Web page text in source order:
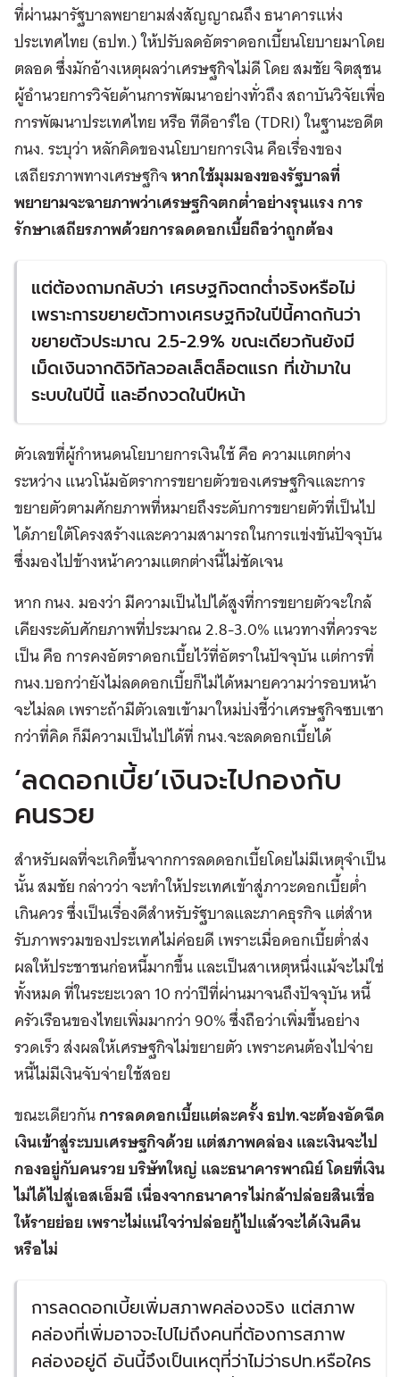
ที่ผ่านมารัฐบาลพยายามส่งสัญญาณถึง ธนาคารแห่ง
ประเทศไทย (ธปท.) ให้ปรับลดอัตราดอกเบี้ยนโยบายมาโดย
ตลอด ซึ่งมักอ้างเหตุผลว่าเศรษฐกิจไม่ดี โดย สมชัย จิตสุชน
ผู้อํานวยการวิจัยด้านการพัฒนาอย่างทั่วถึง สถาบันวิจัยเพื่อ
การพัฒนาประเทศไทย หรือ ทีดีอาร์ไอ (TDRI) ในฐานะอดีต
กนง. ระบุว่า หลักคิดของนโยบายการเงิน คือเรื่องของ
เสถียรภาพทางเศรษฐกิจหากใช้มุมมองของรัฐบาลที่
พยายามจะฉายภาพว่าเศรษฐกิจตกต่ำอย่างรุนแรง การ
รักษาเสถียรภาพด้วยการลดดอกเบี้ยถือว่าถูกต้อง
แต่ต้องถามกลับว่า เศรษฐกิจตกต่ำจริงหรือไม่
เพราะการขยายตัวทางเศรษฐกิจในปีนี้คาดกันว่า
ขยายตัวประมาณ 2.5-2.9% ขณะเดียวกันยังมี
เม็ดเงินจากดิจิทัลวอลเล็ตล็อตแรก ที่เข้ามาใน
ระบบในปีนี้ และอีกงวดในปีหน้า
ตัวเลขที่ผู้กำหนดนโยบายการเงินใช้ คือ ความแตกต่าง
ระหว่าง แนวโน้มอัตราการขยายตัวของเศรษฐกิจและการ
ขยายตัวตามศักยภาพที่หมายถึงระดับการขยายตัวที่เป็นไป
ได้ภายใต้โครงสร้างและความสามารถในการแข่งขันปัจจุบัน
ซึ่งมองไปข้างหน้าความแตกต่างนี้ไม่ชัดเจน
หาก กนง. มองว่า มีความเป็นไปได้สูงที่การขยายตัวจะใกล้
เคียงระดับศักยภาพที่ประมาณ 2.8-3.0% แนวทางที่ควรจะ
เป็น คือ การคงอัตราดอกเบี้ยไว้ที่อัตราในปัจจุบัน แต่การที่
กนง.บอกว่ายังไม่ลดดอกเบี้ยก็ไม่ได้หมายความว่ารอบหน้า
จะไม่ลด เพราะถ้ามีตัวเลขเข้ามาใหม่บ่งชี้ว่าเศรษฐกิจซบเซา
กว่าที่คิด ก็มีความเป็นไปได้ที่ กนง.จะลดดอกเบี้ยได้
‘ลดดอกเบี้ย’เงินจะไปกองกับ
คนรวย
สำหรับผลที่จะเกิดขึ้นจากการลดดอกเบี้ยโดยไม่มีเหตุจำเป็น
นั้น สมชัย กล่าวว่า จะทำให้ประเทศเข้าสู่ภาวะดอกเบี้ยต่ำ
เกินควร ซึ่งเป็นเรื่องดีสำหรับรัฐบาลและภาคธุรกิจ แต่สําห
รับภาพรวมของประเทศไม่ค่อยดี เพราะเมื่อดอกเบี้ยต่ำส่ง
ผลให้ประชาชนก่อหนี้มากขึ้น และเป็นสาเหตุหนึ่งแม้จะไม่ใช่
ทั้งหมด ที่ในระยะเวลา 10 กว่าปีที่ผ่านมาจนถึงปัจจุบัน หนี้
ครัวเรือนของไทยเพิ่มมากว่า 90% ซึ่งถือว่าเพิ่มขึ้นอย่าง
รวดเร็ว ส่งผลให้เศรษฐกิจไม่ขยายตัว เพราะคนต้องไปจ่าย
หนี้ไม่มีเงินจับจ่ายใช้สอย
ขณะเดียวกันการลดดอกเบี้ยแต่ละครั้ง ธปท.จะต้องอัดฉีด
เงินเข้าสู่ระบบเศรษฐกิจด้วย แต่สภาพคล่อง และเงินจะไป
กองอยู่กับคนรวย บริษัทใหญ่ และธนาคารพาณิย์ โดยที่เงิน
ไม่ได้ไปสู่เอสเอ็มอี เนื่องจากธนาคารไม่กล้าปล่อยสินเชื่อ
ให้รายย่อย เพราะไม่แน่ใจว่าปล่อยกู้ไปแล้วจะได้เงินคืน
หรือไม่
การลดดอกเบี้ยเพิ่มสภาพคล่องจริง แต่สภาพ
คล่องที่เพิ่มอาจจะไปไม่ถึงคนที่ต้องการสภาพ
คล่องอยู่ดี อันนี้จึงเป็นเหตุที่ว่าไม่ว่าธปท.หรือใคร